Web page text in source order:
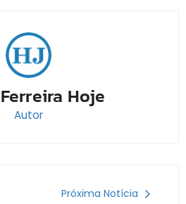
Hoje
Autor
Próxima Notícia